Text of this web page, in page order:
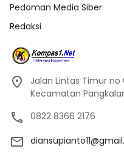
Pedoman Media Siber
Redaksi
Jalan Lintas Timur no
Kecamatan
0822 8366 2176